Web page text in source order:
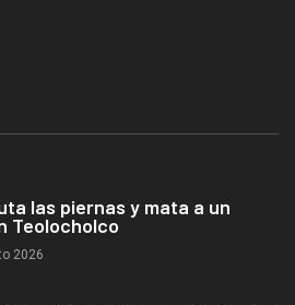
las piernas y mata a un
Teolocholco
2026